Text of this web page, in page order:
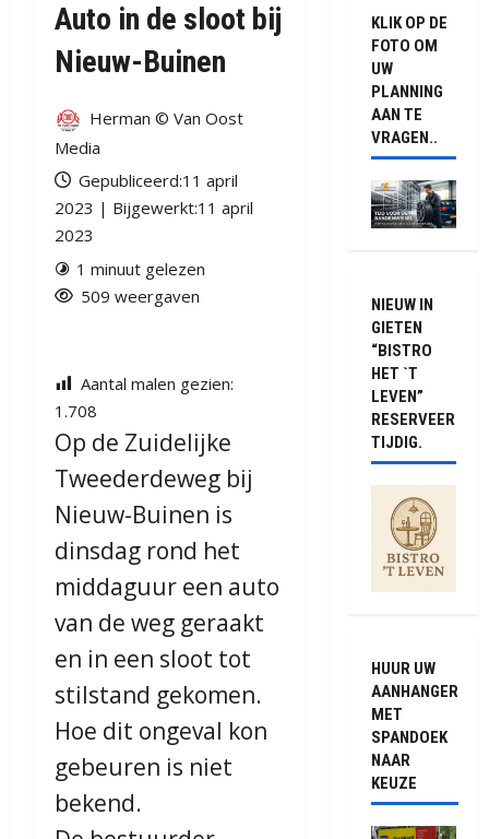
Auto in de sloot bij
Nieuw-Buinen
Herman © Van Oost
Media
Gepubliceerd:11 april
2023 | Bijgewerkt:11 april
2023
1 minuut gelezen
509 weergaven
Aantal malen gezien:
1.708
Op de Zuidelijke
Tweederdeweg bij
Nieuw-Buinen is
dinsdag rond het
middaguur een auto
van de weg geraakt
en in een sloot tot
stilstand gekomen.
Hoe dit ongeval kon
gebeuren is niet
bekend.
KLIK OP DE
FOTO OM
UW
PLANNING
AAN TE
VRAGEN..
NIEUW IN
GIETEN
“BISTRO
HET `T
LEVEN”
RESERVEER
TIJDIG.
HUUR UW
AANHANGER
MET
SPANDOEK
NAAR
KEUZE